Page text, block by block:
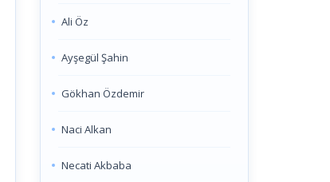
Ali Öz
Ayşegül Şahin
Gökhan Özdemir
Naci Alkan
Necati Akbaba